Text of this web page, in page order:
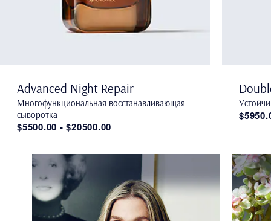
Advanced Night Repair
Многофункциональная восстанавливающая
сыворотка
$5500.00 - $20500.00